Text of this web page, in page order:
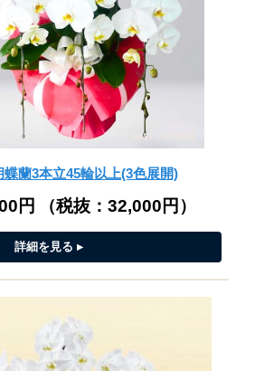
蘭3本立45輪以上(3色展開)
円 （税抜： 32,000円 ）